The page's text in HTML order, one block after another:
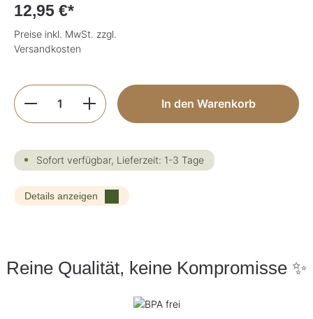
12,95 €*
Preise inkl. MwSt. zzgl.
Versandkosten
Produkt Anzahl: Gib den gewünschten
In den Warenkorb
Sofort verfügbar, Lieferzeit: 1-3 Tage
Details anzeigen
Reine Qualität, keine Kompromisse ✨